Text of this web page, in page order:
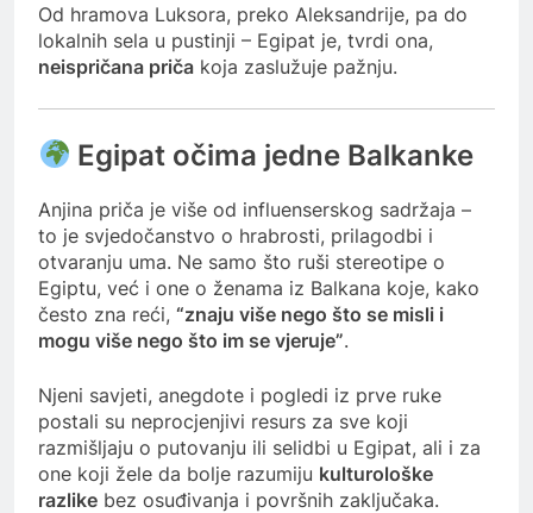
Od hramova Luksora, preko Aleksandrije, pa do
lokalnih sela u pustinji – Egipat je, tvrdi ona,
neispričana priča koja zaslužuje pažnju.
Egipat očima jedne Balkanke
Anjina priča je više od influenserskog sadržaja –
to je svjedočanstvo o hrabrosti, prilagodbi i
otvaranju uma. Ne samo što ruši stereotipe o
Egiptu, već i one o ženama iz Balkana koje, kako
često zna reći, “znaju više nego što se misli i
mogu više nego što im se vjeruje”.
Njeni savjeti, anegdote i pogledi iz prve ruke
postali su neprocjenjivi resurs za sve koji
razmišljaju o putovanju ili selidbi u Egipat, ali i za
one koji žele da bolje razumiju kulturološke
razlike bez osuđivanja i površnih zaključaka.